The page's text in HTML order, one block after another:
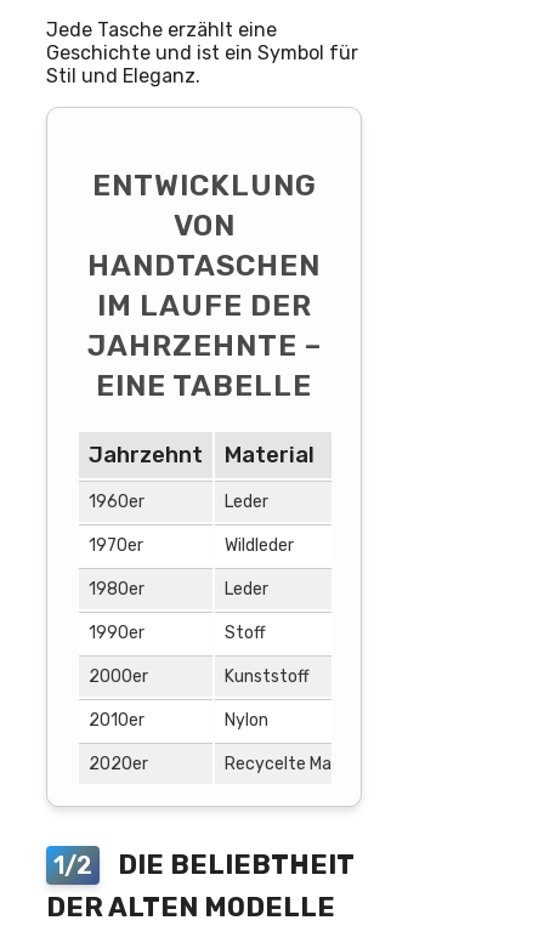
Jede Tasche erzählt eine
Geschichte und ist ein Symbol für
Stil und Eleganz.
ENTWICKLUNG
VON
HANDTASCHEN
IM LAUFE DER
JAHRZEHNTE –
EINE TABELLE
Jahrzehnt Material
1960er Leder
1970er Wildleder
1980er Leder
1990er Stoff
2000er Kunststoff
2010er Nylon
2020er Recycelte Materialien
1/2
DIE BELIEBTHEIT
DER ALTEN MODELLE